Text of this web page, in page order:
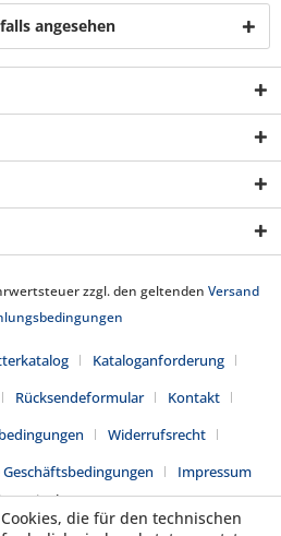
angesehen
zzgl. den geltenden Versand
Kataloganforderung
Rücksendeformular
Kontakt
Widerrufsrecht
Impressum
mit Shopware
die für den technischen